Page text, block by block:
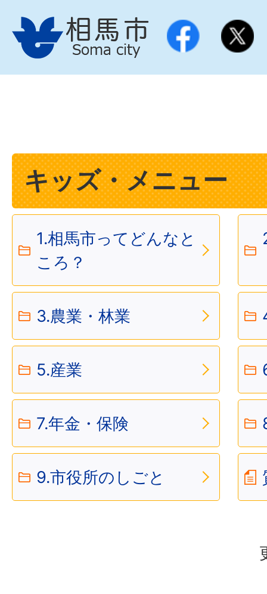
キッズ・メニュー
1.相馬市ってどんなと
ころ？
3.農業・林業
5.産業
7.年金・保険
9.市役所のしごと